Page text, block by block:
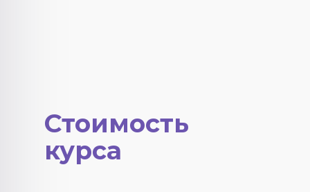
Стоимость
курса